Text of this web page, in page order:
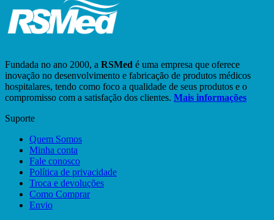
Fundada no ano 2000, a RSMed é uma empresa que oferece
inovação no desenvolvimento e fabricação de produtos médicos
hospitalares, tendo como foco a qualidade de seus produtos e o
compromisso com a satisfação dos clientes. Mais informações
Suporte
Quem Somos
Minha conta
Fale conosco
Política de privacidade
Troca e devoluções
Como Comprar
Envio